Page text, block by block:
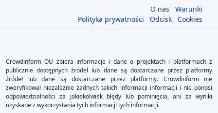
O nas
Warunki
Polityka prywatności
Odcisk Cookies
Crowdinform OU zbiera informacje i dane o projektach i platformach z
publicznie dostępnych źródeł lub dane są dostarczane przez platformy
źródeł lub dane są dostarczane przez platformy. Crowdinform nie
zweryfikował niezależnie żadnych takich informacji informacji i nie ponosi
odpowiedzialności za jakiekolwiek błędy lub pominięcia, ani za wyniki
uzyskane z wykorzystania tych informacji tych informacji.